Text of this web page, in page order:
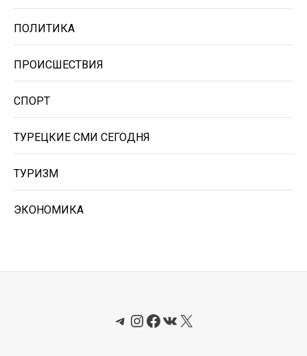
ПОЛИТИКА
ПРОИСШЕСТВИЯ
СПОРТ
ТУРЕЦКИЕ СМИ СЕГОДНЯ
ТУРИЗМ
ЭКОНОМИКА
Telegram
Instagram
Facebook
ВКонтакте
X